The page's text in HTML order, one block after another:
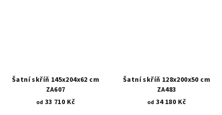
Šatní skříň 145x204x62 cm
ZA607
od 33 710 Kč
Šatní skříň 128x200x50 cm
ZA483
od 34 180 Kč